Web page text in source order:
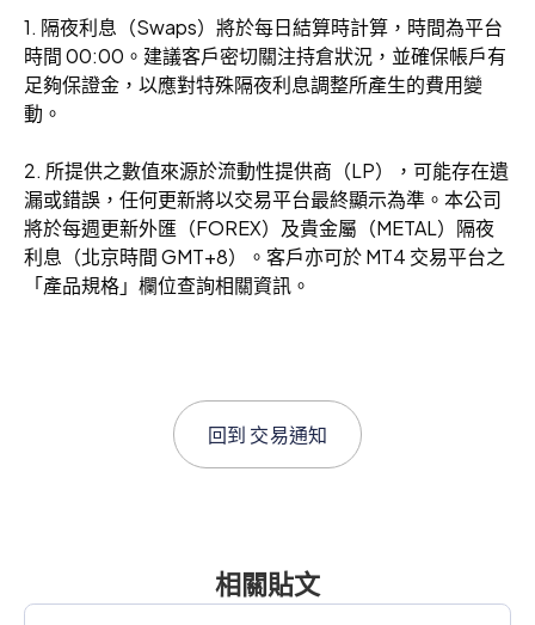
1. 隔夜利息（Swaps）將於每日結算時計算，時間為平台
時間 00:00。建議客戶密切關注持倉狀況，並確保帳戶有
足夠保證金，以應對特殊隔夜利息調整所產生的費用變
動。
2. 所提供之數值來源於流動性提供商（LP），可能存在遺
漏或錯誤，任何更新將以交易平台最終顯示為準。本公司
將於每週更新外匯（FOREX）及貴金屬（METAL）隔夜
利息（北京時間 GMT+8）。客戶亦可於 MT4 交易平台之
「產品規格」欄位查詢相關資訊。
回到 交易通知
相關貼文